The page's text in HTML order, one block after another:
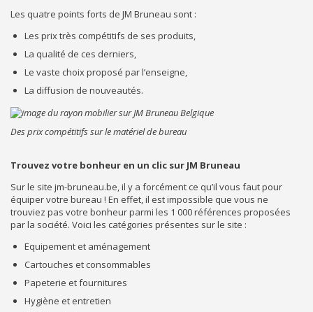
Les quatre points forts de JM Bruneau sont :
Les prix très compétitifs de ses produits,
La qualité de ces derniers,
Le vaste choix proposé par l’enseigne,
La diffusion de nouveautés.
Des prix compétitifs sur le matériel de bureau
Trouvez votre bonheur en un clic sur JM Bruneau
Sur le site jm-bruneau.be, il y a forcément ce qu’il vous faut pour
équiper votre bureau ! En effet, il est impossible que vous ne
trouviez pas votre bonheur parmi les 1 000 références proposées
par la société. Voici les catégories présentes sur le site :
Equipement et aménagement
Cartouches et consommables
Papeterie et fournitures
Hygiène et entretien